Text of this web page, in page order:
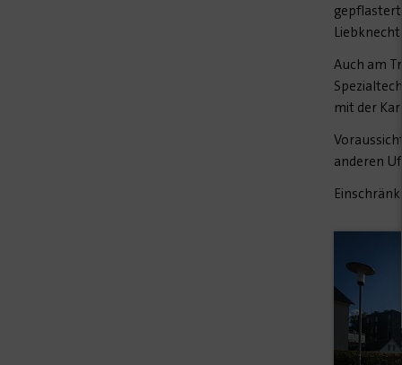
gepflastert
Auch am
mit der
anderen